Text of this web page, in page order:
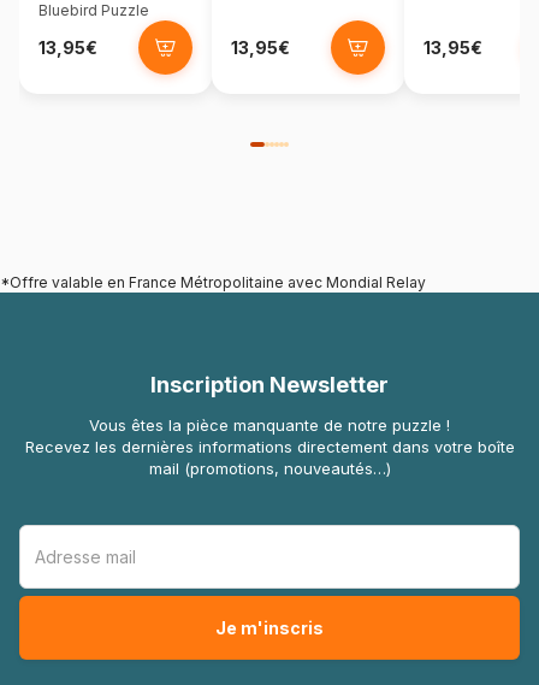
Bluebird Puzzle
13,95€ 13,95€ 13,95€
*Offre valable en France Métropolitaine avec Mondial Relay
Inscription Newsletter
Vous êtes la pièce manquante de notre puzzle !
Recevez les dernières informations directement dans votre boîte
mail (promotions, nouveautés…)